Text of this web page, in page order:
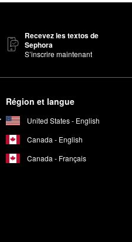
Recevez les textos de
Sephora
S’inscrire maintenant
Région et langue
United States - English
Canada - English
Canada - Français